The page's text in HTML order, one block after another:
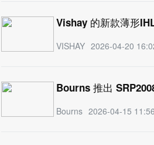
Vishay 的新款薄形
VISHAY 2026-04-20
Bourns 推出
Bourns 2026-04-15